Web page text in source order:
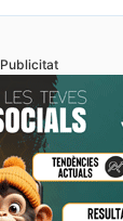
Publicitat